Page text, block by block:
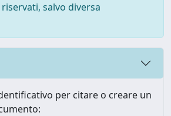
salvo diversa
per citare o creare un